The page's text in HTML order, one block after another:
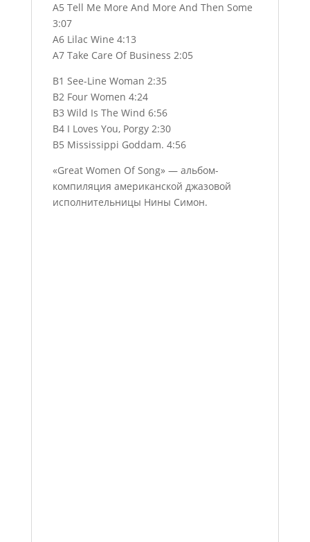
A5 Tell Me More And More And Then Some
3:07
A6 Lilac Wine 4:13
A7 Take Care Of Business 2:05
B1 See-Line Woman 2:35
B2 Four Women 4:24
B3 Wild Is The Wind 6:56
B4 I Loves You, Porgy 2:30
B5 Mississippi Goddam. 4:56
«Great Women Of Song» — альбом-
компиляция американской джазовой
исполнительницы Нины Симон.